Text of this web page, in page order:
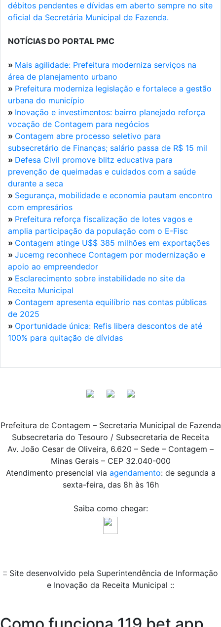
débitos pendentes e dívidas em aberto sempre no site
oficial da Secretária Municipal de Fazenda.
NOTÍCIAS DO PORTAL PMC
» Mais agilidade: Prefeitura moderniza serviços na
área de planejamento urbano
» Prefeitura moderniza legislação e fortalece a gestão
urbana do município
» Inovação e investimentos: bairro planejado reforça
vocação de Contagem para negócios
» Contagem abre processo seletivo para
subsecretário de Finanças; salário passa de R$ 15 mil
» Defesa Civil promove blitz educativa para
prevenção de queimadas e cuidados com a saúde
durante a seca
» Segurança, mobilidade e economia pautam encontro
com empresários
» Prefeitura reforça fiscalização de lotes vagos e
amplia participação da população com o E-Fisc
» Contagem atinge U$$ 385 milhões em exportações
» Jucemg reconhece Contagem por modernização e
apoio ao empreendedor
» Esclarecimento sobre instabilidade no site da
Receita Municipal
» Contagem apresenta equilíbrio nas contas públicas
de 2025
» Oportunidade única: Refis libera descontos de até
100% para quitação de dívidas
Prefeitura de Contagem – Secretaria Municipal de Fazenda
Subsecretaria do Tesouro / Subsecretaria de Receita
Av. João Cesar de Oliveira, 6.620 – Sede – Contagem –
Minas Gerais – CEP 32.040-000
Atendimento presencial via agendamento: de segunda a
sexta-feira, das 8h às 16h
Saiba como chegar:
:: Site desenvolvido pela Superintendência de Informação
e Inovação da Receita Municipal ::